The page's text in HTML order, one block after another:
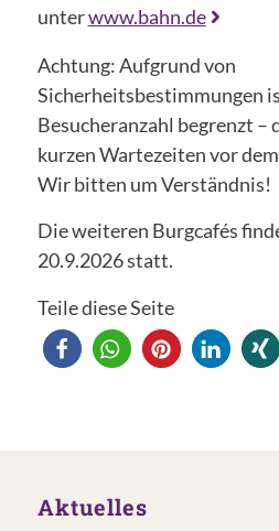
unterwww.bahn.de
Achtung: Aufgrund von
Sicherheitsbestimmungen
Besucheranzahl begrenzt –
kurzen Wartezeiten vor
Wir bitten um Verständnis!
Die weiteren Burgcafés
20.9.2026 statt.
Teile diese Seite
Aktuelles